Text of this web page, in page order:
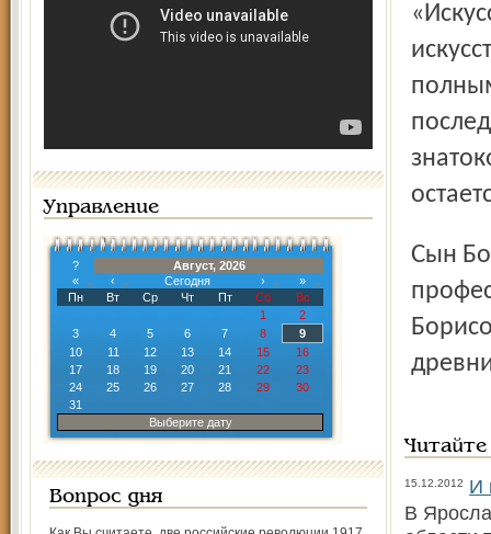
Управление
?
Август, 2026
«
‹ Сегодня ›
»
Пн
Вт Ср Чт Пт Сб
Вс
1
2
3
4 5 6 7 8
9
10
11 12 13 14 15
16
17
18 19 20 21 22
23
24
25 26 27 28 29
30
31
Выберите дату
Вопрос дня
Сын Бориса Пуришева – архитектор-реставратор,
15.12.2012
И
В